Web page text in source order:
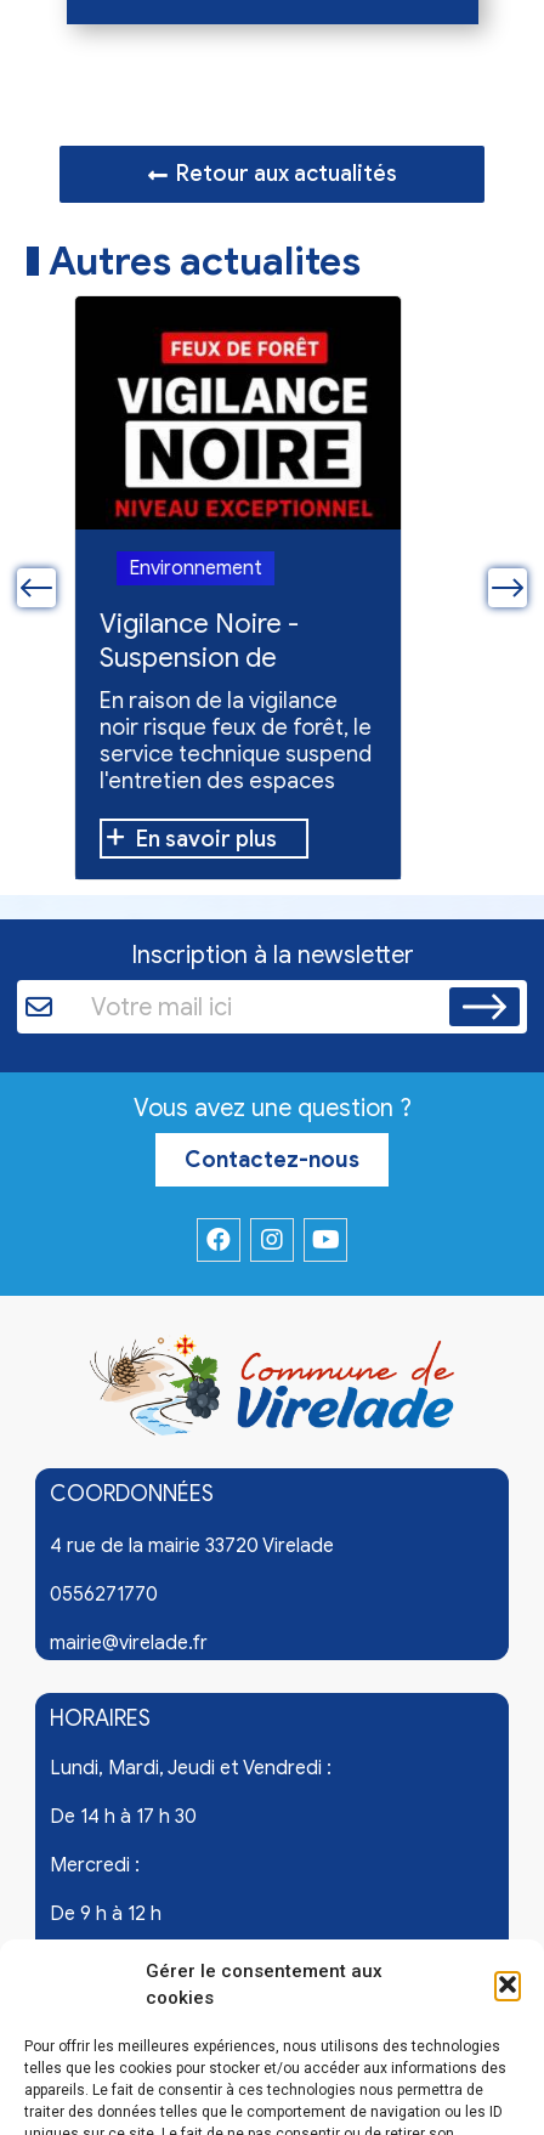
Gérer le consentement aux
cookies
Pour offrir les meilleures expériences, nous utilisons des technologies
telles que les cookies pour stocker et/ou accéder aux informations des
appareils. Le fait de consentir à ces technologies nous permettra de
traiter des données telles que le comportement de navigation ou les ID
Retour aux actualités
Autres actualites
Environnement
Vigilance Noire -
Suspension de
l'entretien des
espaces verts
En raison de la vigilance
noir risque feux de forêt, le
service technique suspend
l'entretien des espaces
En savoir plus
Feux
Inscription à la newsletter
Vous avez une question ?
Contactez-nous
COORDONNÉES
4 rue de la mairie 33720 Virelade
0556271770
mairie@virelade.fr
HORAIRES
Lundi, Mardi, Jeudi et Vendredi :
De 14 h à 17 h 30
Mercredi :
De 9 h à 12 h
Samedi - les 1er et 3ème de chaque mois :
De 9 h à 12 h
LIENS UTILES